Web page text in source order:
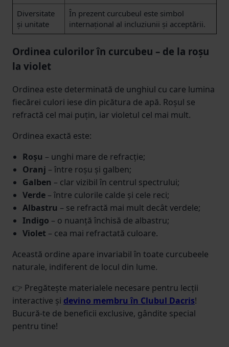
Diversitate
și unitate
În prezent curcubeul este simbol
internațional al incluziunii și acceptării.
Ordinea culorilor în curcubeu – de la roșu
la violet
Ordinea este determinată de unghiul cu care lumina
fiecărei culori iese din picătura de apă. Roșul se
refractă cel mai puțin, iar violetul cel mai mult.
Ordinea exactă este:
Roșu – unghi mare de refracție;
Oranj – între roșu și galben;
Galben – clar vizibil în centrul spectrului;
Verde – între culorile calde și cele reci;
Albastru – se refractă mai mult decât verdele;
Indigo – o nuanță închisă de albastru;
Violet – cea mai refractată culoare.
Această ordine apare invariabil în toate curcubeele
naturale, indiferent de locul din lume.
👉 Pregătește materialele necesare pentru lecții
interactive și devino membru în Clubul Dacris!
Bucură-te de beneficii exclusive, gândite special
pentru tine!